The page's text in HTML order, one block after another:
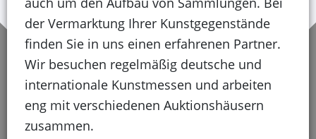
der Vermarktung Ihrer Kunstgegenstände
finden Sie in uns einen erfahrenen Partner.
Wir besuchen regelmäßig deutsche und
internationale Kunstmessen und arbeiten
eng mit verschiedenen Auktionshäusern
zusammen.